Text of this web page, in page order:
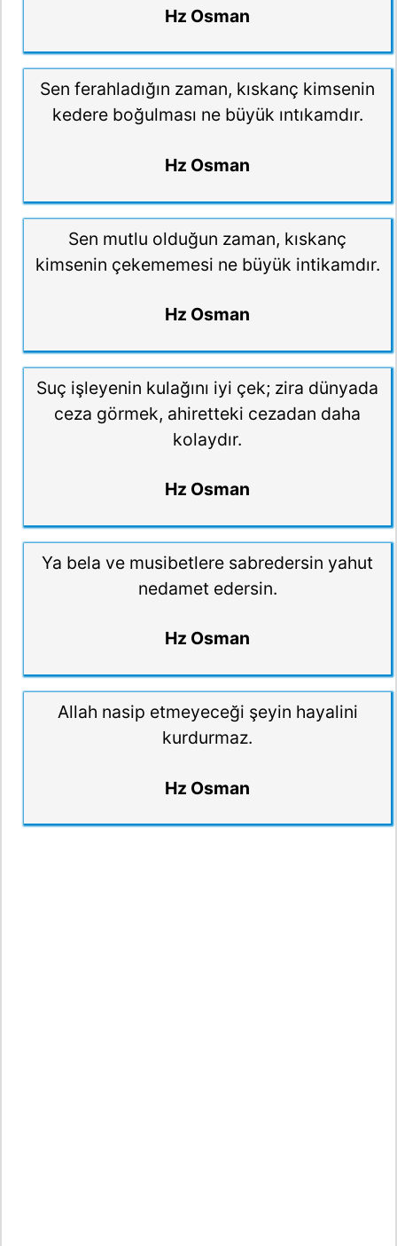
Hz Osman
Sen ferahladığın zaman, kıskanç kimsenin
kedere boğulması ne büyük ıntıkamdır.
Hz Osman
Sen mutlu olduğun zaman, kıskanç
kimsenin çekememesi ne büyük intikamdır.
Hz Osman
Suç işleyenin kulağını iyi çek; zira dünyada
ceza görmek, ahiretteki cezadan daha
kolaydır.
Hz Osman
Ya bela ve musibetlere sabredersin yahut
nedamet edersin.
Hz Osman
Allah nasip etmeyeceği şeyin hayalini
kurdurmaz.
Hz Osman